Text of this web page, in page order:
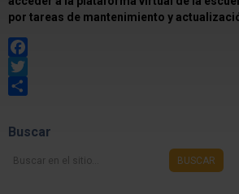
por tareas de mantenimiento y
Facebook
Twitter
Buscar
Buscar
BUSCAR